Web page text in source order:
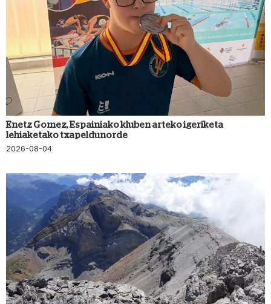
Enetz Gomez, Espainiako kluben arteko igeriketa
lehiaketako txapeldunorde
2026-08-04